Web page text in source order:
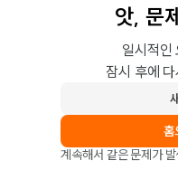
앗, 문
일시적인
잠시 후에
홈
계속해서 같은 문제가